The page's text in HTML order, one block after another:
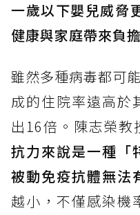
一歲以下嬰兒威脅
健康與家庭帶來負擔
雖然多種病毒都可
成的住院率遠高於
出16倍。陳志榮教
抗力來說是一種「
被動免疫抗體無法
越小，不僅感染機